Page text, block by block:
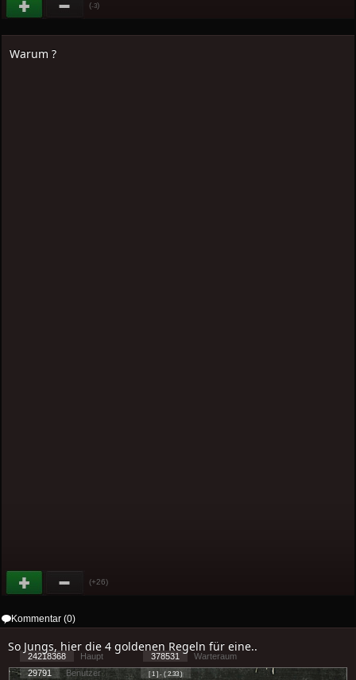
(-3)
Warum ?
(+26)
Kommentar (0)
So Jungs, hier die 4 goldenen Regeln für eine..
24218368 Haupt 378531
Warteraum
29791
Benutzer [ 1 ] - ( 2.33 )